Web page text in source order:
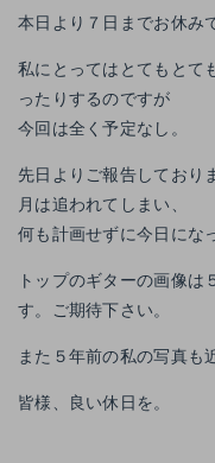
本日より７日までお休み
私にとってはとてもとて
ったりするのですが
今回は全く予定なし。
先日よりご報告しており
月は追われてしまい、
何も計画せずに今日にな
トップのギターの画像は
す。ご期待下さい。
また５年前の私の写真も
皆様、良い休日を。